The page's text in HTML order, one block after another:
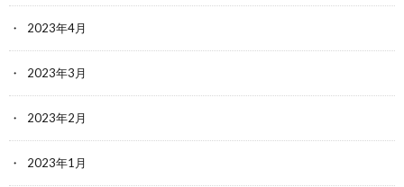
2023年4月
2023年3月
2023年2月
2023年1月